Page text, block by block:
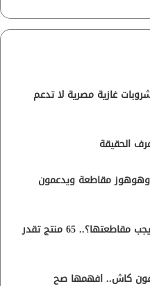
غازية مصرية لا تدعم
الحقيقة
وهوهوز مقاطعة ويدعمون
ما هي المنتجات الإسرائيلية التي يجب مقاطعتها؟.. 65 منتج تقدر
كاش.. افهمها صح